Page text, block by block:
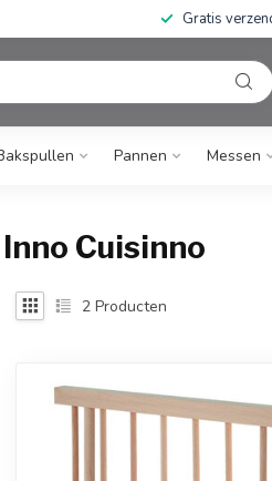
Gratis
Pannen Messen
Cuisinno
2 Producten